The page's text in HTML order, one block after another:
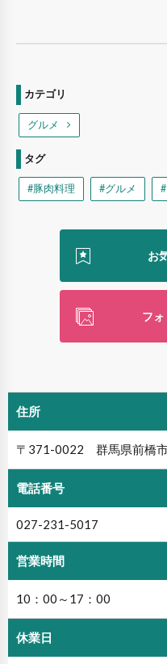
カテゴリ
グルメ
タグ
#豚肉料理 #グルメ
フ
住所
〒371-0022 群馬県前橋
電話番号
027-231-5017
営業時間
10：00～17：00
休業日